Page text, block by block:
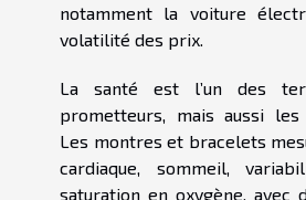
notamment la voiture
volatilité des prix.
La santé est l’un des
prometteurs, mais aussi les
Les montres et bracelets
cardiaque, sommeil,
saturation en oxygène, avec